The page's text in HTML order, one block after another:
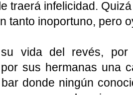
traerá infelicidad.
tanto inoportuno, pero
vida del revés, por
sus hermanas una
donde ningún